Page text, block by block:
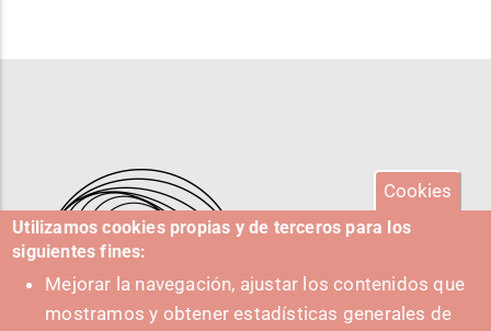
Cookies
Utilizamos cookies propias y de terceros para los
siguientes fines:
Mejorar la navegación, ajustar los contenidos que
mostramos y obtener estadísticas generales de